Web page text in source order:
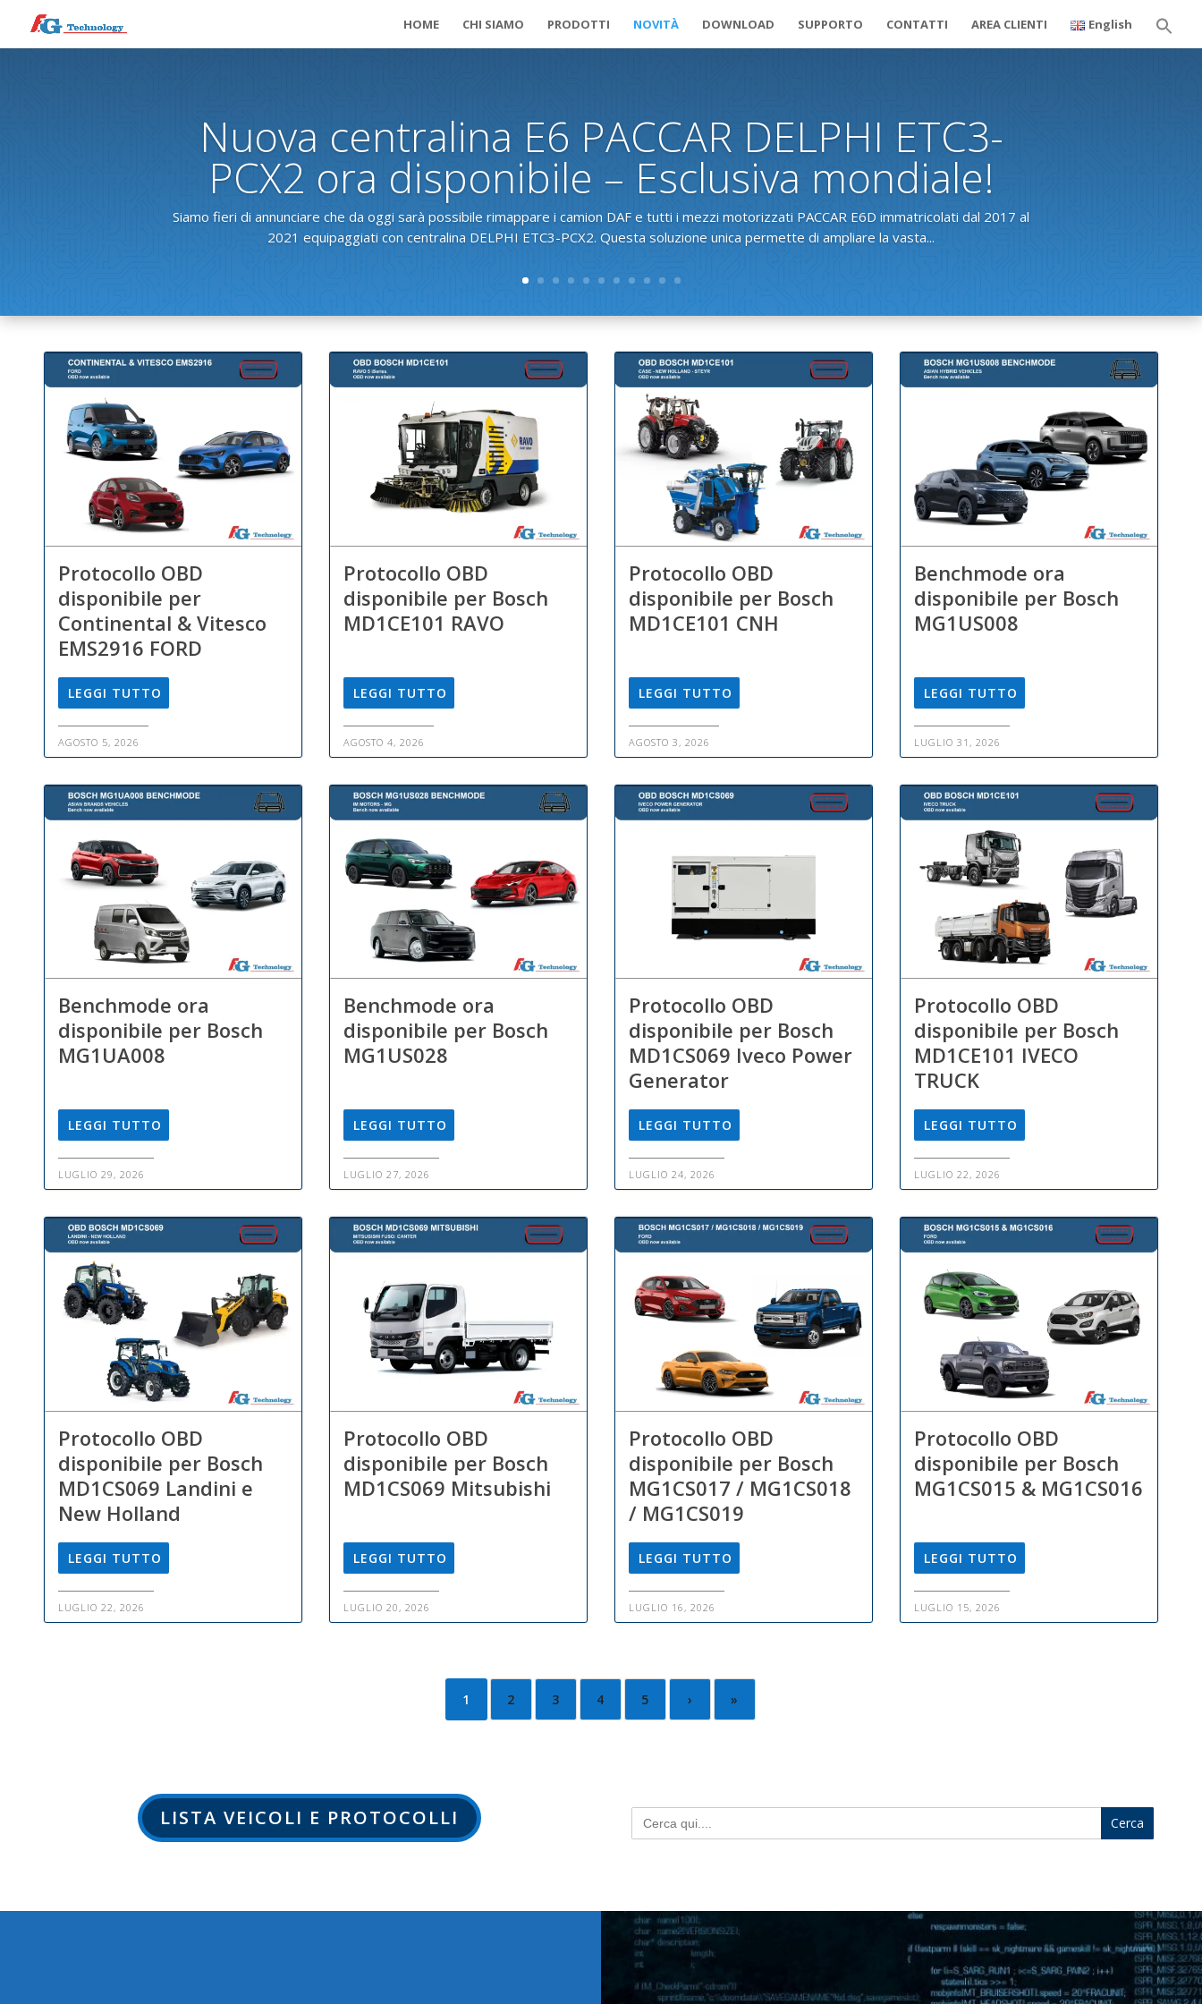
HOME CHI SIAMO PRODOTTI NOVITÀ DOWNLOAD SUPPORTO CONTATTI AREA CLIENTI English
Nuova centralina E6 PACCAR DELPHI ETC3-
PCX2 ora disponibile – Esclusiva mondiale!
Siamo fieri di annunciare che da oggi sarà possibile rimappare i camion DAF e tutti i mezzi motorizzati PACCAR E6D immatricolati dal 2017 al
2021 equipaggiati con centralina DELPHI ETC3-PCX2. Questa soluzione unica permette di ampliare la vasta...
Protocollo OBD
disponibile per
Continental & Vitesco
EMS2916 FORD
AGOSTO 5, 2026
LEGGI TUTTO
Protocollo OBD
disponibile per Bosch
MD1CE101 RAVO
AGOSTO 4, 2026
LEGGI TUTTO
Protocollo OBD
disponibile per Bosch
MD1CE101 CNH
AGOSTO 3, 2026
LEGGI TUTTO
Benchmode ora
disponibile per Bosch
MG1US008
LUGLIO 31, 2026
LEGGI TUTTO
Benchmode ora
disponibile per Bosch
MG1UA008
LUGLIO 29, 2026
LEGGI TUTTO
Benchmode ora
disponibile per Bosch
MG1US028
LUGLIO 27, 2026
LEGGI TUTTO
Protocollo OBD
disponibile per Bosch
MD1CS069 Iveco Power
Generator
LUGLIO 24, 2026
LEGGI TUTTO
Protocollo OBD
disponibile per Bosch
MD1CE101 IVECO
TRUCK
LUGLIO 22, 2026
LEGGI TUTTO
Protocollo OBD
disponibile per Bosch
MD1CS069 Landini e
New Holland
LUGLIO 22, 2026
LEGGI TUTTO
Protocollo OBD
disponibile per Bosch
MD1CS069 Mitsubishi
LUGLIO 20, 2026
LEGGI TUTTO
Protocollo OBD
disponibile per Bosch
MG1CS017 / MG1CS018
/ MG1CS019
LUGLIO 16, 2026
LEGGI TUTTO
Protocollo OBD
disponibile per Bosch
MG1CS015 & MG1CS016
LUGLIO 15, 2026
LEGGI TUTTO
1 2 3 4 5 › »
LISTA VEICOLI E PROTOCOLLI Search
for: